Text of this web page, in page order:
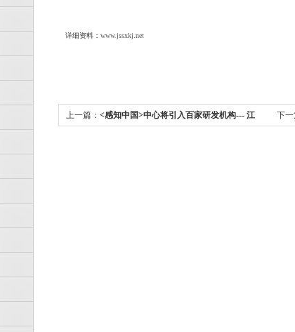
详细资料： www.jssxkj.net
上一篇： <感知中国>中心将引入百家研发机构--- 江 下一